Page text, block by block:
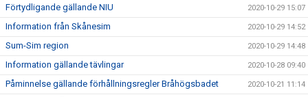
Förtydligande gällande NIU 2020-10-29 15:07
Information från Skånesim 2020-10-29 14:52
Sum-Sim region 2020-10-29 14:48
Information gällande tävlingar 2020-10-28 09:40
Påminnelse gällande förhållningsregler Bråhögsbadet 2020-10-21 11:14